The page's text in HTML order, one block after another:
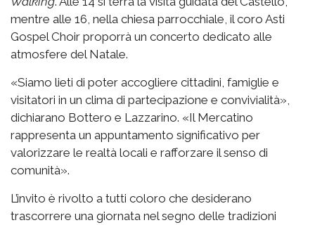
mentre alle 16, nella chiesa parrocchiale, il coro Asti
Gospel Choir proporrà un concerto dedicato alle
atmosfere del Natale.
«Siamo lieti di poter accogliere cittadini, famiglie e
visitatori in un clima di partecipazione e convivialità»,
dichiarano Bottero e Lazzarino. «Il Mercatino
rappresenta un appuntamento significativo per
valorizzare le realtà locali e rafforzare il senso di
comunità».
L’invito è rivolto a tutti coloro che desiderano
trascorrere una giornata nel segno delle tradizioni